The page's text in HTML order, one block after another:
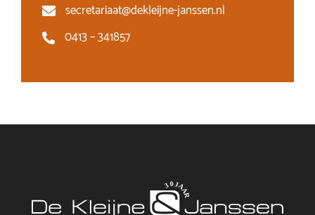
secretariaat@dekleijne-janssen.nl
0413 – 341857